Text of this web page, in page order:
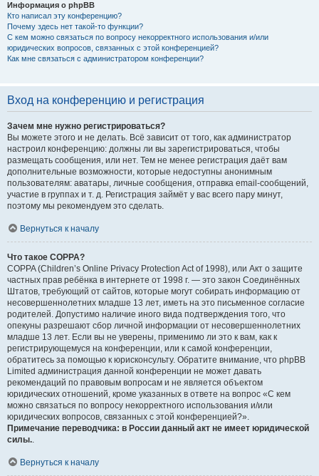
Информация о phpBB
Кто написал эту конференцию?
Почему здесь нет такой-то функции?
С кем можно связаться по вопросу некорректного использования и/или
юридических вопросов, связанных с этой конференцией?
Как мне связаться с администратором конференции?
Вход на конференцию и регистрация
Зачем мне нужно регистрироваться?
Вы можете этого и не делать. Всё зависит от того, как администратор
настроил конференцию: должны ли вы зарегистрироваться, чтобы
размещать сообщения, или нет. Тем не менее регистрация даёт вам
дополнительные возможности, которые недоступны анонимным
пользователям: аватары, личные сообщения, отправка email-сообщений,
участие в группах и т. д. Регистрация займёт у вас всего пару минут,
поэтому мы рекомендуем это сделать.
Вернуться к началу
Что такое COPPA?
COPPA (Children’s Online Privacy Protection Act of 1998), или Акт о защите
частных прав ребёнка в интернете от 1998 г. — это закон Соединённых
Штатов, требующий от сайтов, которые могут собирать информацию от
несовершеннолетних младше 13 лет, иметь на это письменное согласие
родителей. Допустимо наличие иного вида подтверждения того, что
опекуны разрешают сбор личной информации от несовершеннолетних
младше 13 лет. Если вы не уверены, применимо ли это к вам, как к
регистрирующемуся на конференции, или к самой конференции,
обратитесь за помощью к юрисконсульту. Обратите внимание, что phpBB
Limited администрация данной конференции не может давать
рекомендаций по правовым вопросам и не является объектом
юридических отношений, кроме указанных в ответе на вопрос «С кем
можно связаться по вопросу некорректного использования и/или
юридических вопросов, связанных с этой конференцией?».
Примечание переводчика: в России данный акт не имеет юридической
силы..
Вернуться к началу